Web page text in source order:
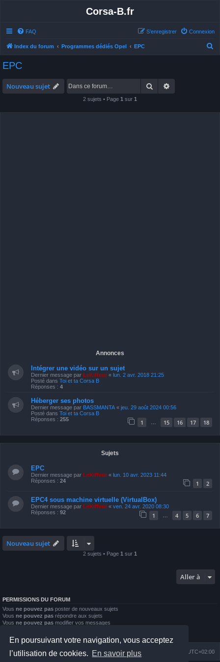
En poursuivant votre navigation, vous acceptez
l’utilisation de cookies. En savoir plus
Corsa-B.fr
FAQ Connexion
S’enregistrer
Index du forum Programmes dédiés Opel EPC
EPC
Nouveau sujet Rechercher
2 sujets • Page 1 sur 1
Annonces
Intégrer une vidéo sur un sujet
Dernier message par LeKiffeur « lun. 2 avr. 2018 21:25
Posté dans Toi et ta Corsa B
Réponses : 4
Héberger ses photos
Dernier message par BASSMANTA « jeu. 29 août 2024 00:56
Posté dans Toi et ta Corsa B
Réponses : 255 1 15 16 17 18
Sujets
EPC
Dernier message par LeKiffeur « lun. 10 avr. 2023 11:44
Réponses : 24 1 2
EPC4 sous machine virtuelle (VirtualBox)
Dernier message par LeKiffeur « ven. 24 avr. 2020 08:30
Réponses : 92 1 4 5 6 7
Nouveau sujet
2 sujets • Page 1 sur 1
Aller à
PERMISSIONS DU FORUM
Vous ne pouvez pas poster de nouveaux sujets
Vous ne pouvez pas répondre aux sujets
Vous ne pouvez pas modifier vos messages
Vous
ne pouvez pas joindre des fichiers
Index du forum UTC+02:00
Nous contacter